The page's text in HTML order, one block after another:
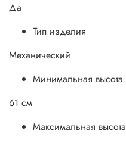
Да
Тип изделия
Механический
Минимальная высота
61 см
Максимальная высота